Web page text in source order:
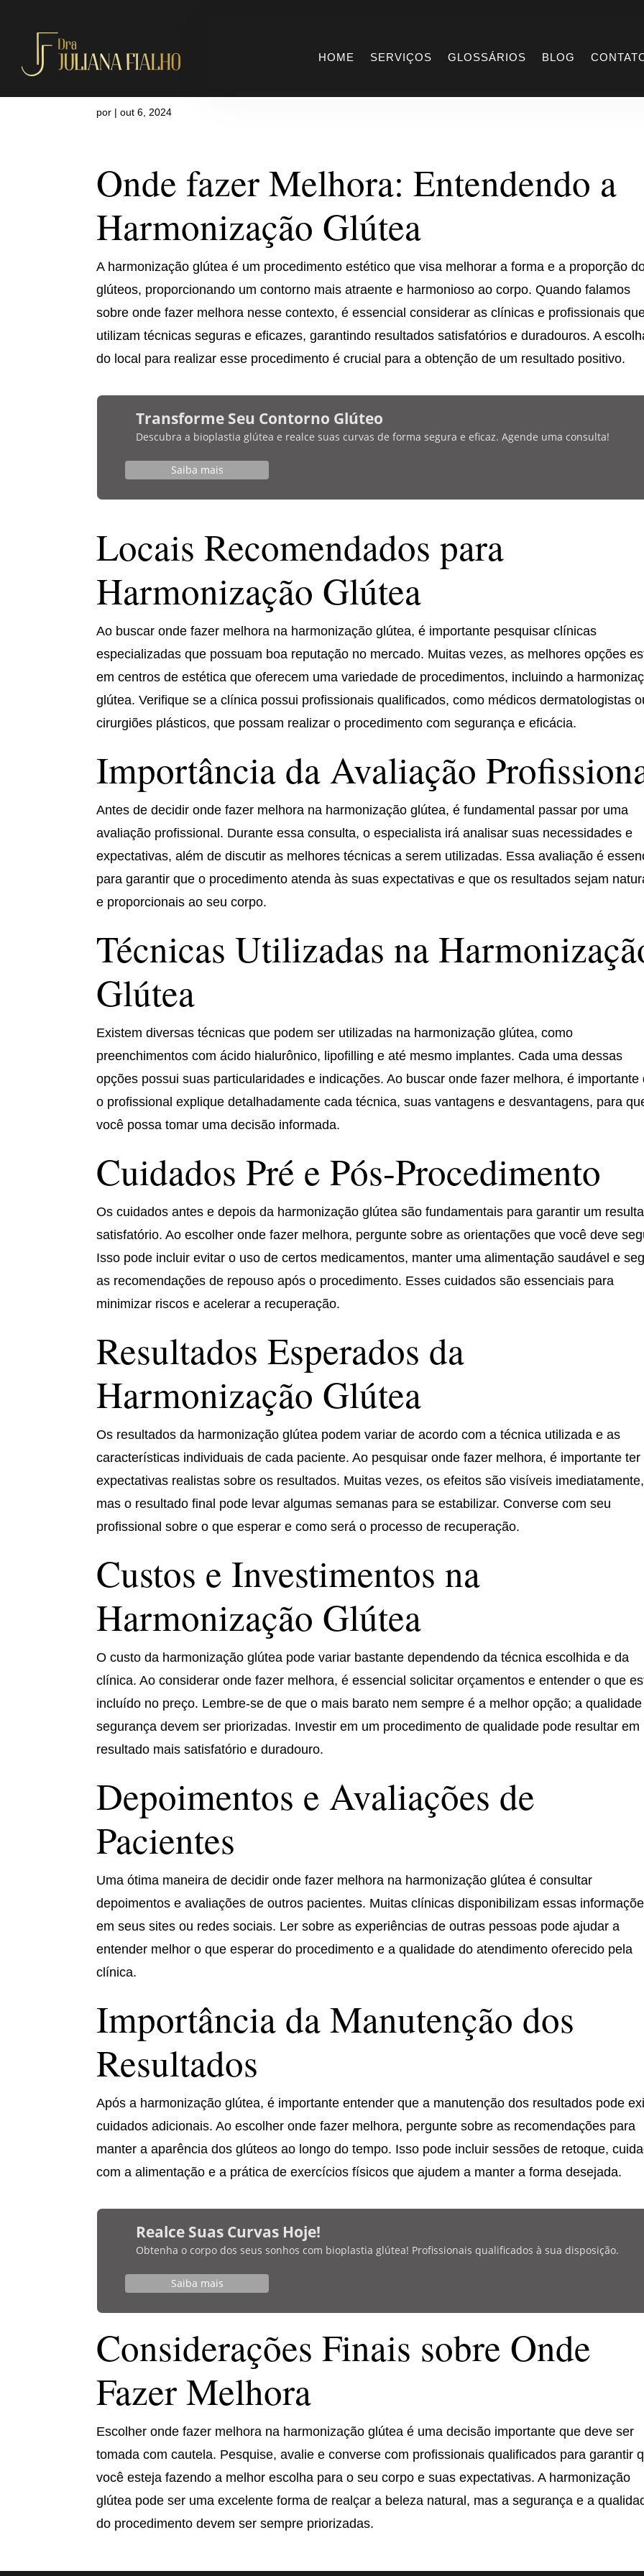
HOME SERVIÇOS GLOSSÁRIOS BLOG
Onde fazer Melhora
por |out 6, 2024
Onde fazer Melhora: Entendendo a
Harmonização Glútea
A harmonização glútea é um procedimento estético que visa melhorar a forma e a proporção
glúteos, proporcionando um contorno mais atraente e harmonioso ao corpo. Quando falamos
sobre onde fazer melhora nesse contexto, é essencial considerar as clínicas e profissionais
utilizam técnicas seguras e eficazes, garantindo resultados satisfatórios e duradouros. A
do local para realizar esse procedimento é crucial para a obtenção de um resultado positivo.
Transforme Seu Contorno Glúteo
Descubra a bioplastia glútea e realce suas curvas de forma segura e eficaz. Agende uma consulta!
Saiba mais
Locais Recomendados para
Harmonização Glútea
Ao buscar onde fazer melhora na harmonização glútea, é importante pesquisar clínicas
especializadas que possuam boa reputação no mercado. Muitas vezes, as melhores opções
em centros de estética que oferecem uma variedade de procedimentos, incluindo a
glútea. Verifique se a clínica possui profissionais qualificados, como médicos dermatologistas
cirurgiões plásticos, que possam realizar o procedimento com segurança e eficácia.
Importância da Avaliação
Antes de decidir onde fazer melhora na harmonização glútea, é fundamental passar por uma
avaliação profissional. Durante essa consulta, o especialista irá analisar suas necessidades e
expectativas, além de discutir as melhores técnicas a serem utilizadas. Essa avaliação é
para garantir que o procedimento atenda às suas expectativas e que os resultados sejam
e proporcionais ao seu corpo.
Técnicas Utilizadas na
Glútea
Existem diversas técnicas que podem ser utilizadas na harmonização glútea, como
preenchimentos com ácido hialurônico, lipofilling e até mesmo implantes. Cada uma dessas
opções possui suas particularidades e indicações. Ao buscar onde fazer melhora, é importante
o profissional explique detalhadamente cada técnica, suas vantagens e desvantagens, para
você possa tomar uma decisão informada.
Cuidados Pré e Pós-Procedimento
Os cuidados antes e depois da harmonização glútea são fundamentais para garantir um
satisfatório. Ao escolher onde fazer melhora, pergunte sobre as orientações que você deve
Isso pode incluir evitar o uso de certos medicamentos, manter uma alimentação saudável e
as recomendações de repouso após o procedimento. Esses cuidados são essenciais para
minimizar riscos e acelerar a recuperação.
Resultados Esperados da
Harmonização Glútea
Os resultados da harmonização glútea podem variar de acordo com a técnica utilizada e as
características individuais de cada paciente. Ao pesquisar onde fazer melhora, é importante ter
expectativas realistas sobre os resultados. Muitas vezes, os efeitos são visíveis imediatamente,
mas o resultado final pode levar algumas semanas para se estabilizar. Converse com seu
profissional sobre o que esperar e como será o processo de recuperação.
Custos e Investimentos na
Harmonização Glútea
O custo da harmonização glútea pode variar bastante dependendo da técnica escolhida e da
clínica. Ao considerar onde fazer melhora, é essencial solicitar orçamentos e entender o que
incluído no preço. Lembre-se de que o mais barato nem sempre é a melhor opção; a
segurança devem ser priorizadas. Investir em um procedimento de qualidade pode resultar em
resultado mais satisfatório e duradouro.
Depoimentos e Avaliações de
Pacientes
Uma ótima maneira de decidir onde fazer melhora na harmonização glútea é consultar
depoimentos e avaliações de outros pacientes. Muitas clínicas disponibilizam essas
em seus sites ou redes sociais. Ler sobre as experiências de outras pessoas pode ajudar a
entender melhor o que esperar do procedimento e a qualidade do atendimento oferecido pela
clínica.
Importância da Manutenção dos
Resultados
Após a harmonização glútea, é importante entender que a manutenção dos resultados pode
cuidados adicionais. Ao escolher onde fazer melhora, pergunte sobre as recomendações para
manter a aparência dos glúteos ao longo do tempo. Isso pode incluir sessões de retoque,
com a alimentação e a prática de exercícios físicos que ajudem a manter a forma desejada.
Realce Suas Curvas Hoje!
Obtenha o corpo dos seus sonhos com bioplastia glútea! Profissionais qualificados à sua disposição.
Saiba mais
Considerações Finais sobre Onde
Fazer Melhora
Escolher onde fazer melhora na harmonização glútea é uma decisão importante que deve ser
tomada com cautela. Pesquise, avalie e converse com profissionais qualificados para garantir
você esteja fazendo a melhor escolha para o seu corpo e suas expectativas. A harmonização
glútea pode ser uma excelente forma de realçar a beleza natural, mas a segurança e a
do procedimento devem ser sempre priorizadas.